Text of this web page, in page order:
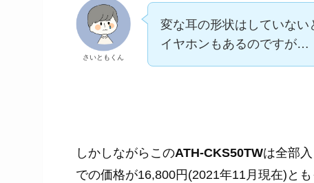
さいともくん
変な耳の形状はしていな
イヤホンもあるのですが…
しかしながらこのATH-CKS50TWは全部
での価格が16,800円(2021年11月現在)と